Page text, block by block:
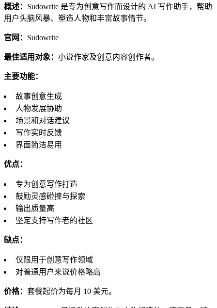
概述： Sudowrite 是专为创意写作而设计的 AI 写作助手，帮助
用户头脑风暴、塑造人物和丰富故事情节。
官网： Sudowrite
最佳适用对象： 小说作家及创意内容创作者。
主要功能：
故事创意生成
人物发展协助
场景和对话建议
写作实时反馈
界面简洁易用
优点：
专为创意写作打造
鼓励灵感碰撞与探索
输出质量高
坚定支持写作者的社区
缺点：
仅限用于创意写作领域
对普通用户来说价格略高
价格： 套餐起价为每月 10 美元。